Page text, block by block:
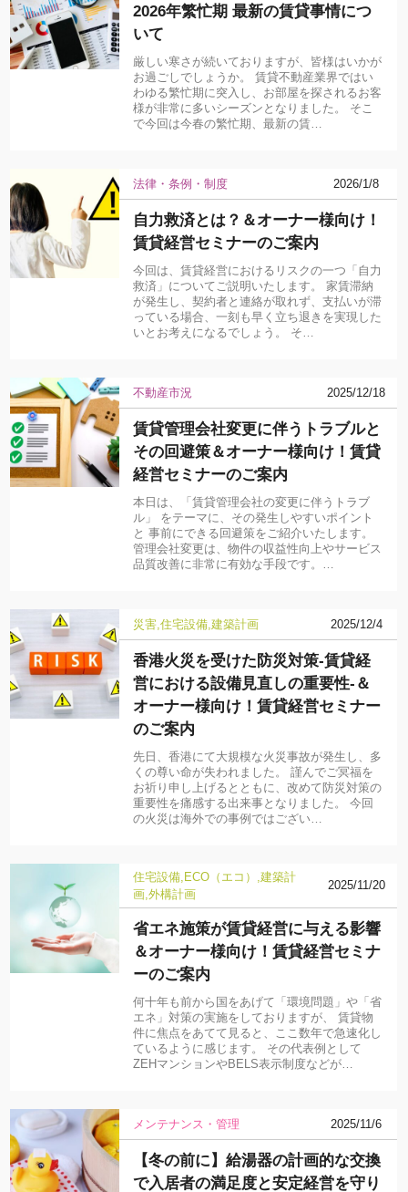
2026年繁忙期 最新の賃貸事情につ
いて
厳しい寒さが続いておりますが、皆様はいかが
お過ごしでしょうか。 賃貸不動産業界ではい
わゆる繁忙期に突入し、お部屋を探されるお客
様が非常に多いシーズンとなりました。 そこ
で今回は今春の繁忙期、最新の賃…
法律・条例・制度 2026/1/8
自力救済とは？＆オーナー様向け！
賃貸経営セミナーのご案内
今回は、賃貸経営におけるリスクの一つ「自力
救済」についてご説明いたします。 家賃滞納
が発生し、契約者と連絡が取れず、支払いが滞
っている場合、一刻も早く立ち退きを実現した
いとお考えになるでしょう。 そ…
不動産市況 2025/12/18
賃貸管理会社変更に伴うトラブルと
その回避策＆オーナー様向け！賃貸
経営セミナーのご案内
本日は、「賃貸管理会社の変更に伴うトラブ
ル」 をテーマに、その発生しやすいポイント
と 事前にできる回避策をご紹介いたします。
管理会社変更は、物件の収益性向上やサービス
品質改善に非常に有効な手段です。…
災害 住宅設備 建築計画 2025/12/4
香港火災を受けた防災対策-賃貸経
営における設備見直しの重要性-＆
オーナー様向け！賃貸経営セミナー
のご案内
先日、香港にて大規模な火災事故が発生し、多
くの尊い命が失われました。 謹んでご冥福を
お祈り申し上げるとともに、改めて防災対策の
重要性を痛感する出来事となりました。 今回
の火災は海外での事例ではござい…
住宅設備 ECO（エコ）
建築計
画 外構計画
2025/11/20
省エネ施策が賃貸経営に与える影響
＆オーナー様向け！賃貸経営セミナ
ーのご案内
何十年も前から国をあげて「環境問題」や「省
エネ」対策の実施をしておりますが、 賃貸物
件に焦点をあてて見ると、ここ数年で急速化し
ているように感じます。 その代表例として
ZEHマンションやBELS表示制度などが…
メンテナンス・管理 2025/11/6
【冬の前に】給湯器の計画的な交換
で入居者の満足度と安定経営を守り